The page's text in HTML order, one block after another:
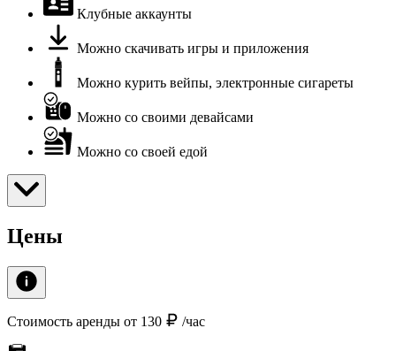
Клубные аккаунты
Можно скачивать игры и приложения
Можно курить вейпы, электронные сигареты
Можно со своими девайсами
Можно со своей едой
Цены
Стоимость аренды от 130 /час